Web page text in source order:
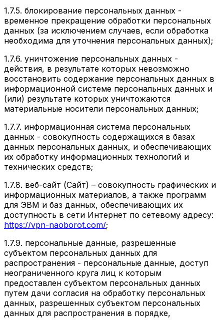
1.7.5. блокирование персональных данных -
временное прекращение обработки персональных
данных (за исключением случаев, если обработка
необходима для уточнения персональных данных);
1.7.6. уничтожение персональных данных -
действия, в результате которых невозможно
восстановить содержание персональных данных в
информационной системе персональных данных и
(или) результате которых уничтожаются
материальные носители персональных данных;
1.7.7. информационная система персональных
данных - совокупность содержащихся в базах
данных персональных данных, и обеспечивающих
их обработку информационных технологий и
технических средств;
1.7.8. веб-сайт (Сайт) – совокупность графических и
информационных материалов, а также программ
для ЭВМ и баз данных, обеспечивающих их
доступность в сети Интернет по сетевому адресу:
https://vpn-naoborot.com/;
1.7.9. персональные данные, разрешенные
субъектом персональных данных для
распространения - персональные данные, доступ
неограниченного круга лиц к которым
предоставлен субъектом персональных данных
путем дачи согласия на обработку персональных
данных, разрешенных субъектом персональных
данных для распространения в порядке,